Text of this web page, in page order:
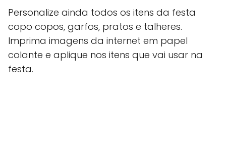
Personalize ainda todos os itens da festa
copo copos, garfos, pratos e talheres.
Imprima imagens da internet em papel
colante e aplique nos itens que vai usar na
festa.